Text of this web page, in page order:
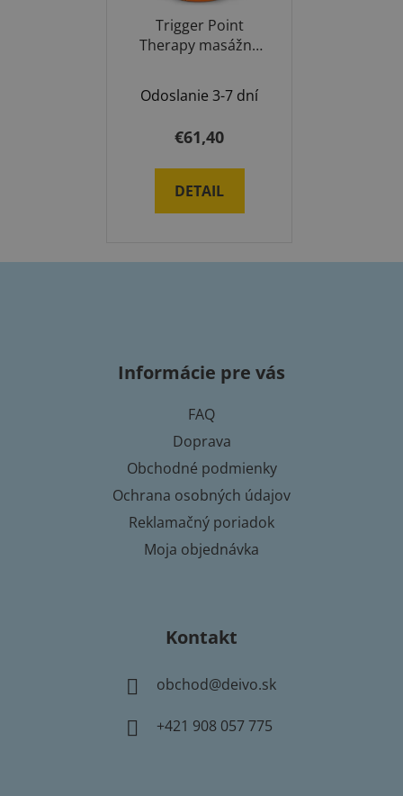
Trigger Point
Therapy masážny
Odoslanie 3-7 dní
€61,40
DETAIL
Informácie pre vás
FAQ
Doprava
Obchodné podmienky
Ochrana osobných údajov
Reklamačný poriadok
Moja objednávka
Kontakt
obchod@deivo.sk
+421 908 057 775